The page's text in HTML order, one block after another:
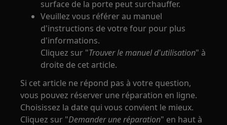
surface de la porte peut surchauffer.
Veuillez vous référer au manuel
d'instructions de votre four pour plus
d'informations.
Cliquez sur "Trouver le manuel d'utilisation" à
droite de cet article.
Si cet article ne répond pas à votre question,
vous pouvez réserver une réparation en ligne.
Choisissez la date qui vous convient le mieux.
Cliquez sur "Demander une réparation" en haut à